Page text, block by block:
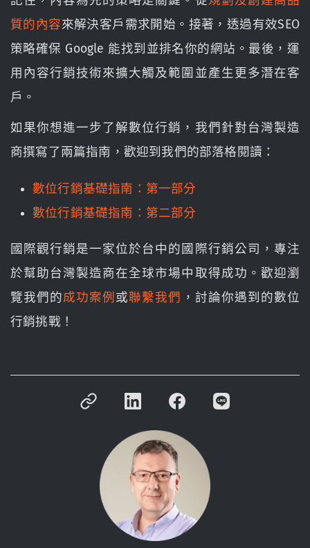
質的內容來解決客戶需求開始。接著，透過有效SEO
策略確保 Google 能找到並排名你的網站。最後，運
用內容行銷技術來擴大觸及範圍並產生更多潛在客
戶。
如果你想進一步了解數位行銷，我們針對台灣製造
商撰寫了兩篇指南，歡迎到我們的部落格閱讀：
數位行銷基礎指南：第一部分
數位行銷基礎指南：第二部分
國際觀行銷是一家位於台中的國際行銷公司，專注
於幫助台灣製造商在全球市場中取得成功。歡迎瀏
覽我們的成功案例 或聯繫我們 ，討論你遇到的數位
行銷挑戰！